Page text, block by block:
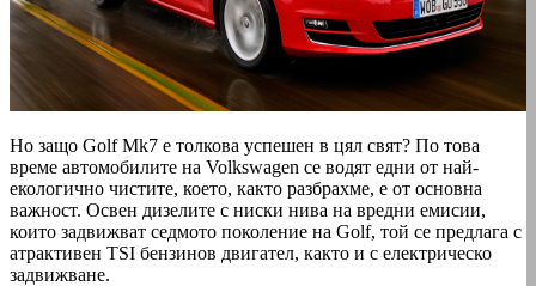
Но защо Golf Mk7 е толкова успешен в цял свят? По това
време автомобилите на Volkswagen се водят едни от най-
екологично чистите, което, както разбрахме, е от основна
важност. Освен дизелите с ниски нива на вредни емисии,
които задвижват седмото поколение на Golf, той се предлага с
атрактивен TSI бензинов двигател, както и с електрическо
задвижване.